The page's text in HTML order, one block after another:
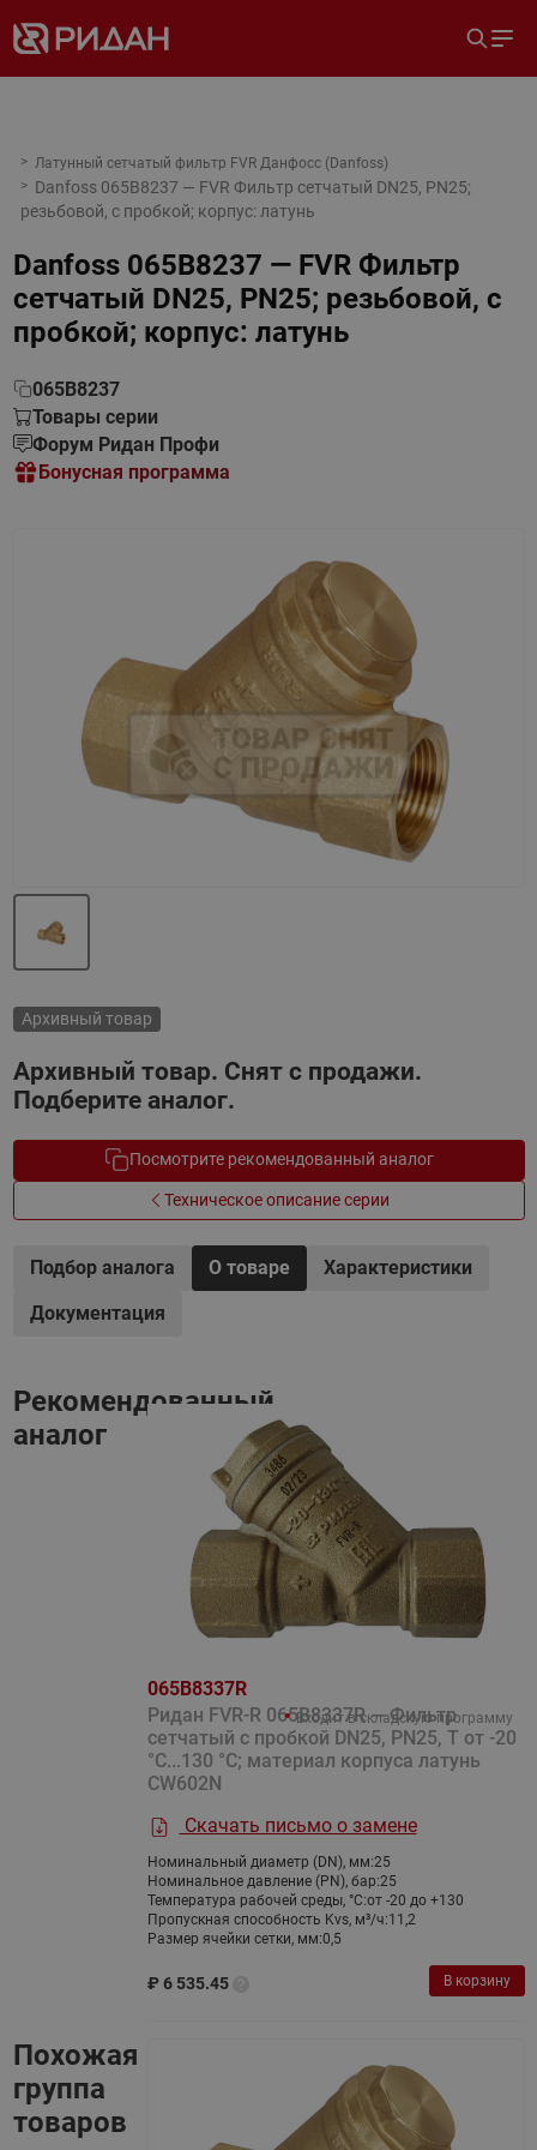
Латунный сетчатый фильтр FVR Данфосс (Danfoss)
Danfoss 065B8237 — FVR Фильтр сетчатый DN25, PN25;
резьбовой, с пробкой; корпус: латунь
Danfoss 065B8237 — FVR Фильтр
сетчатый DN25, PN25; резьбовой, с
пробкой; корпус: латунь
065B8237
Товары серии
Форум Ридан Профи
Бонусная программа
Архивный товар
Архивный товар. Снят с продажи.
Подберите аналог.
Посмотрите рекомендованный аналог
Техническое описание серии
Назад
Подбор аналога О товаре
Характеристики
Документация
Рекомендованный
аналог
065B8337R
Ридан FVR-R 065B8337R — Фильтр
сетчатый с пробкой DN25, PN25, Т от -20
°С...130 °С; материал корпуса латунь
CW602N
Скачать письмо о замене
Номинальный диаметр (DN), мм:25
Номинальное давление (PN), бар:25
Температура рабочей среды, °С:от -20 до +130
Пропускная способность Kvs, м³/ч:11,2
Размер ячейки сетки, мм:0,5
₽ 6 535.45
Входит в складскую программу
В корзину
Похожая
группа
товаров